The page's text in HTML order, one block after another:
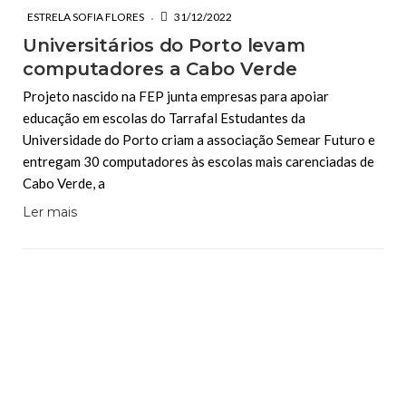
ESTRELA SOFIA FLORES 31/12/2022
Universitários do Porto levam
computadores a Cabo Verde
Projeto nascido na FEP junta empresas para apoiar
educação em escolas do Tarrafal Estudantes da
Universidade do Porto criam a associação Semear Futuro e
entregam 30 computadores às escolas mais carenciadas de
Cabo Verde, a
Ler mais